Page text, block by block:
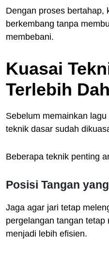
Dengan proses bertahap,
berkembang tanpa
membebani.
Kuasai
Terlebih
Sebelum memainkan
teknik dasar sudah
Beberapa teknik penting
Posisi Tangan
Jaga agar jari tetap
pergelangan tangan tetap
menjadi lebih efisien.